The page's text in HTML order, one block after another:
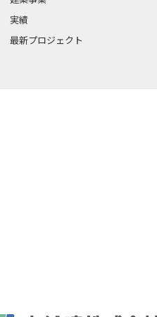
実績
最新プロジェクト